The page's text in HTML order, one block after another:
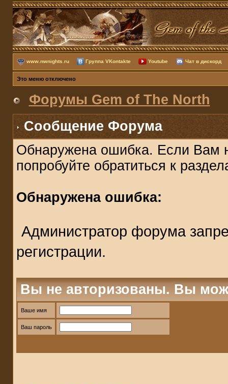
www.nwnights.ru Группа VKontakte Youtube Чат в дискорд
Это меню отключено
Форумы Gem of The North
Сообщение Форума
Обнаружена ошибка. Если Вам
попробуйте обратиться к
Обнаружена ошибка:
Администратор форума
регистрации.
Вы не авторизованы. Вы
Ваше имя
Ваш пароль